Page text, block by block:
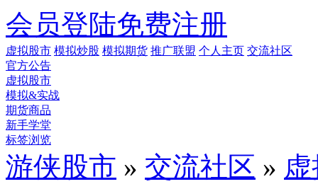
会员登陆免费注册
虚拟股市 模拟炒股 模拟期货 推广联盟 个人主页 交流社区
官方公告
虚拟股市
模拟&实战
期货商品
新手学堂
标签浏览
游侠股市 » 交流社区 »